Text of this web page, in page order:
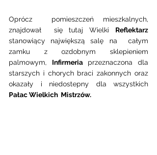
Oprócz  pomieszczeń mieszkalnych,
znajdował  się tutaj Wielki Reflektarz
stanowiący największą salę na  całym
zamku z ozdobnym sklepieniem
palmowym, Infirmeria przeznaczona dla
starszych i chorych braci zakonnych oraz
Pałac Wielkich  Mistrzów.